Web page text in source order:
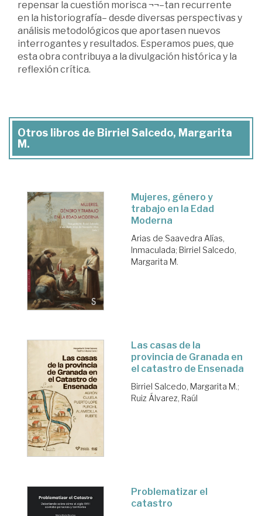
repensar la cuestión morisca ¬¬–tan recurrente
en la historiografía– desde diversas perspectivas y
análisis metodológicos que aportasen nuevos
interrogantes y resultados. Esperamos pues, que
esta obra contribuya a la divulgación histórica y la
reflexión crítica.
Otros libros de Birriel Salcedo, Margarita
M.
Mujeres, género y
trabajo en la Edad
Moderna
Arias de Saavedra Alías,
Inmaculada; Birriel Salcedo,
Margarita M.
Las casas de la
provincia de Granada en
el catastro de Ensenada
Birriel Salcedo, Margarita M.;
Ruiz Álvarez, Raúl
Problematizar el
catastro